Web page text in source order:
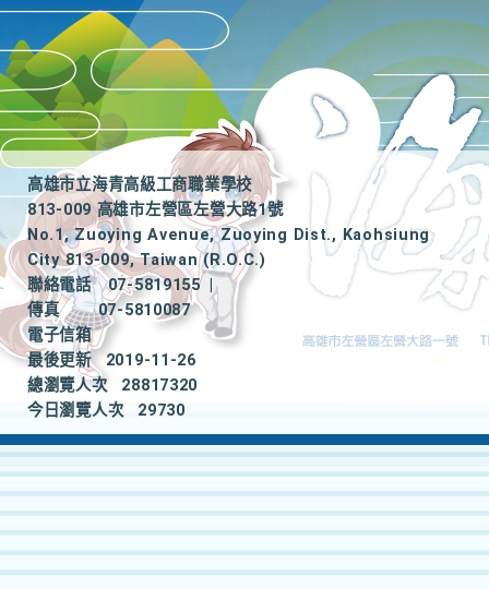
高雄市立海青高級工商職業學校
813-009 高雄市左營區左營大路1號
No.1, Zuoying Avenue, Zuoying Dist., Kaohsiung
City 813-009, Taiwan (R.O.C.)
聯絡電話
07-5819155
|
傳真
07-5810087
電子信箱
最後更新
2019-11-26
總瀏覽人次
28817320
今日瀏覽人次
29730